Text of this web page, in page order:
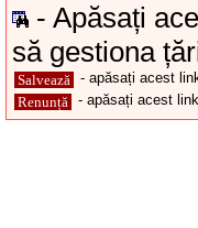
- Apăsați
să gestiona
Salvează - apăsați acest
Renunță - apăsați acest